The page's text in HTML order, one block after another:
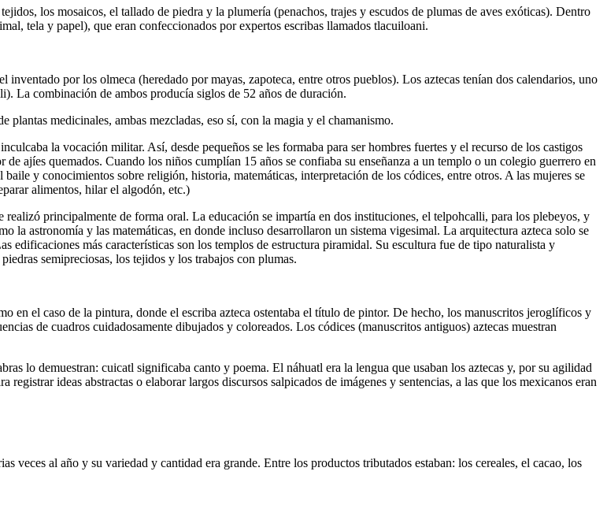
los mosaicos, el tallado de piedra y la plumería (penachos, trajes y escudos de plumas de aves exóticas). Dentro
tela y papel), que eran confeccionados por expertos escribas llamados tlacuiloani.
por los olmeca (heredado por mayas, zapoteca, entre otros pueblos). Los aztecas tenían dos calendarios, uno
La combinación de ambos producía siglos de 52 años de duración.
medicinales, ambas mezcladas, eso sí, con la magia y el chamanismo.
la vocación militar. Así, desde pequeños se les formaba para ser hombres fuertes y el recurso de los castigos
ajíes quemados. Cuando los niños cumplían 15 años se confiaba su enseñanza a un templo o un colegio guerrero en
y conocimientos sobre religión, historia, matemáticas, interpretación de los códices, entre otros. A las mujeres se
alimentos, hilar el algodón, etc.)
principalmente de forma oral. La educación se impartía en dos instituciones, el telpohcalli, para los plebeyos, y
la astronomía y las matemáticas, en donde incluso desarrollaron un sistema vigesimal. La arquitectura azteca solo se
edificaciones más características son los templos de estructura piramidal. Su escultura fue de tipo naturalista y
semipreciosas, los tejidos y los trabajos con plumas.
en el caso de la pintura, donde el escriba azteca ostentaba el título de pintor. De hecho, los manuscritos jeroglíficos y
de cuadros cuidadosamente dibujados y coloreados. Los códices (manuscritos antiguos) aztecas muestran
lo demuestran: cuicatl significaba canto y poema. El náhuatl era la lengua que usaban los aztecas y, por su agilidad
ideas abstractas o elaborar largos discursos salpicados de imágenes y sentencias, a las que los mexicanos eran
veces al año y su variedad y cantidad era grande. Entre los productos tributados estaban: los cereales, el cacao, los